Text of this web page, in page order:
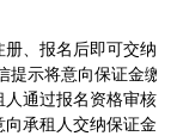
、报名后即可交纳
提示将意向保证金缴
通过报名资格审核
承租人交纳保证金